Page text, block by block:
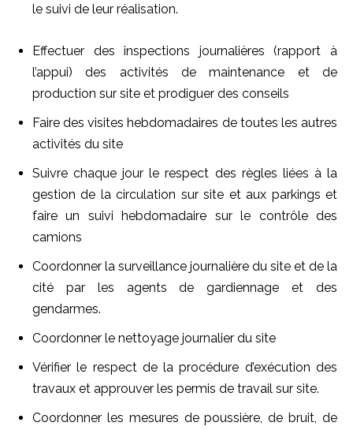
le suivi de leur réalisation.
Effectuer des inspections journalières (rapport à
l’appui) des activités de maintenance et de
production sur site et prodiguer des conseils
Faire des visites hebdomadaires de toutes les autres
activités du site
Suivre chaque jour le respect des règles liées à la
gestion de la circulation sur site et aux parkings et
faire un suivi hebdomadaire sur le contrôle des
camions
Coordonner la surveillance journalière du site et de la
cité par les agents de gardiennage et des
gendarmes.
Coordonner le nettoyage journalier du site
Vérifier le respect de la procédure d’exécution des
travaux et approuver les permis de travail sur site.
Coordonner les mesures de poussière, de bruit, de